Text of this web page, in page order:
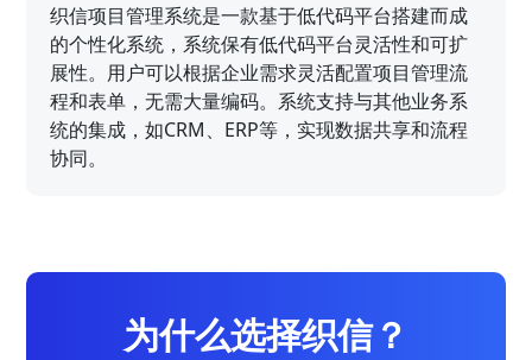
织信项目管理系统是一款基于低代码平台搭建而成
的个性化系统，系统保有低代码平台灵活性和可扩
展性。用户可以根据企业需求灵活配置项目管理流
程和表单，无需大量编码。系统支持与其他业务系
统的集成，如CRM、ERP等，实现数据共享和流程
协同。
为什么选择织信？